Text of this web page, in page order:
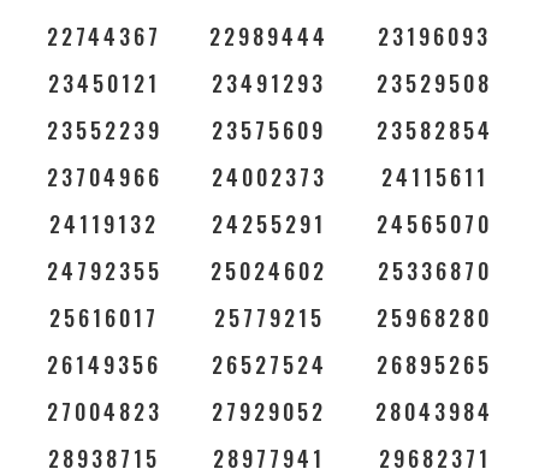
22744367
22989444
23196093
23450121
23491293
23529508
23552239
23575609
23582854
23704966
24002373
24115611
24119132
24255291
24565070
24792355
25024602
25336870
25616017
25779215
25968280
26149356
26527524
26895265
27004823
27929052
28043984
28938715
28977941
29682371